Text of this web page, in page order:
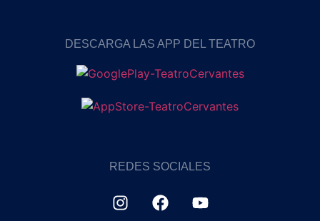
DESCARGA LAS APP DEL TEATRO
REDES SOCIALES